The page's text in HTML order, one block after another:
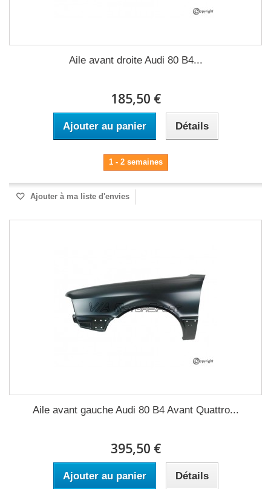
Aile avant droite Audi 80 B4...
185,50 €
Ajouter au panier Détails
1 - 2 semaines
Ajouter à ma liste d'envies
Aile avant gauche Audi 80 B4 Avant Quattro...
395,50 €
Ajouter au panier Détails